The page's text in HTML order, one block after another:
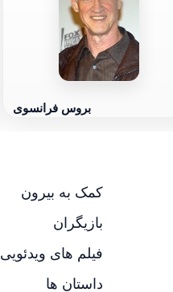
بروس فرانسوی
کمک به بیرون
بازیگران
فیلم های ویدئویی
داستان ها